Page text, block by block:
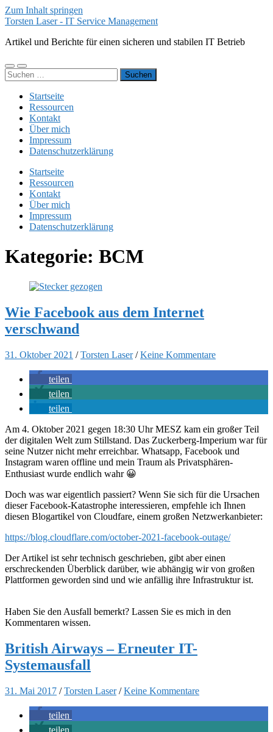
Zum Inhalt springen
Torsten Laser - IT Service Management
Artikel und Berichte für einen sicheren und stabilen IT Betrieb
Mobile-
Menü
Suchfeld
ein-/ausblenden
Suchen
nach:
Startseite
Ressourcen
Kontakt
Über mich
Impressum
Datenschutzerklärung
Startseite
Ressourcen
Kontakt
Über mich
Impressum
Datenschutzerklärung
Kategorie: BCM
Wie Facebook aus dem Internet
verschwand
31. Oktober 2021 /Torsten Laser /Keine Kommentare
teilen
teilen
teilen
Am 4. Oktober 2021 gegen 18:30 Uhr MESZ kam ein großer Teil
der digitalen Welt zum Stillstand. Das Zuckerberg-Imperium war für
seine Nutzer nicht mehr erreichbar. Whatsapp, Facebook und
Instagram waren offline und mein Traum als Privatsphären-
Enthusiast wurde endlich wahr 😀
Doch was war eigentlich passiert? Wenn Sie sich für die Ursachen
dieser Facebook-Katastrophe interessieren, empfehle ich Ihnen
diesen Blogartikel von Cloudfare, einem großen Netzwerkanbieter:
https://blog.cloudflare.com/october-2021-facebook-outage/
Der Artikel ist sehr technisch geschrieben, gibt aber einen
erschreckenden Überblick darüber, wie abhängig wir von großen
Plattformen geworden sind und wie anfällig ihre Infrastruktur ist.
Haben Sie den Ausfall bemerkt? Lassen Sie es mich in den
Kommentaren wissen.
British Airways – Erneuter IT-
Systemausfall
31. Mai 2017 /Torsten Laser /Keine Kommentare
teilen
teilen